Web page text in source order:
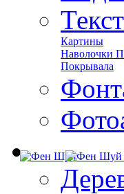
Картины
Наволочки
Покрывала